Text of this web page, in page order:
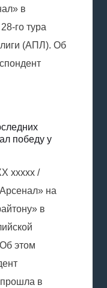
в
го тура
(АПЛ). Об
победу у
xxxxx /
на
в
этом
в